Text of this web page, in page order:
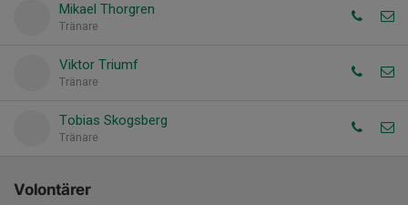
Mikael Thorgren
Tränare
Viktor Triumf
Tränare
Tobias Skogsberg
Tränare
Volontärer